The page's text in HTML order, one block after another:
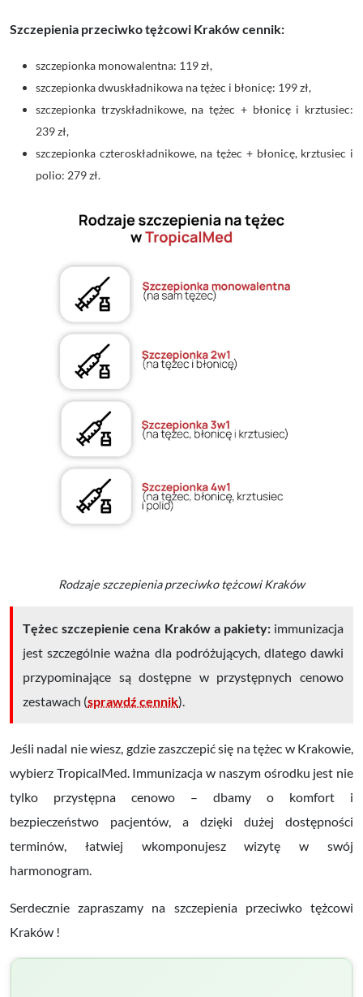
Szczepienia przeciwko tężcowi Krakówcennik:
szczepionka monowalentna: 119 zł,
szczepionka dwuskładnikowa na tężec i błonicę: 199 zł,
szczepionka trzyskładnikowe, na tężec + błonicę i krztusiec:
239 zł,
szczepionka czteroskładnikowe, na tężec + błonicę, krztusiec i
polio: 279 zł.
Rodzaje szczepienia przeciwko tężcowi Kraków
Tężec szczepienie cena Kraków a pakiety: immunizacja
jest szczególnie ważna dla podróżujących, dlatego dawki
przypominające są dostępne w przystępnych cenowo
zestawach (sprawdź cennik).
Jeśli nadal nie wiesz, gdzie zaszczepić się na tężec w Krakowie,
wybierz TropicalMed. Immunizacja w naszym ośrodku jest nie
tylko przystępna cenowo – dbamy o komfort i
bezpieczeństwo pacjentów, a dzięki dużej dostępności
terminów, łatwiej wkomponujesz wizytę w swój
harmonogram.
Serdecznie zapraszamy na szczepienia przeciwko tężcowi
Kraków !